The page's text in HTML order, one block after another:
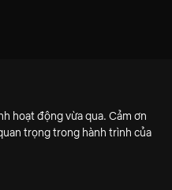
hoạt động vừa qua. Cảm ơn
trọng trong hành trình của